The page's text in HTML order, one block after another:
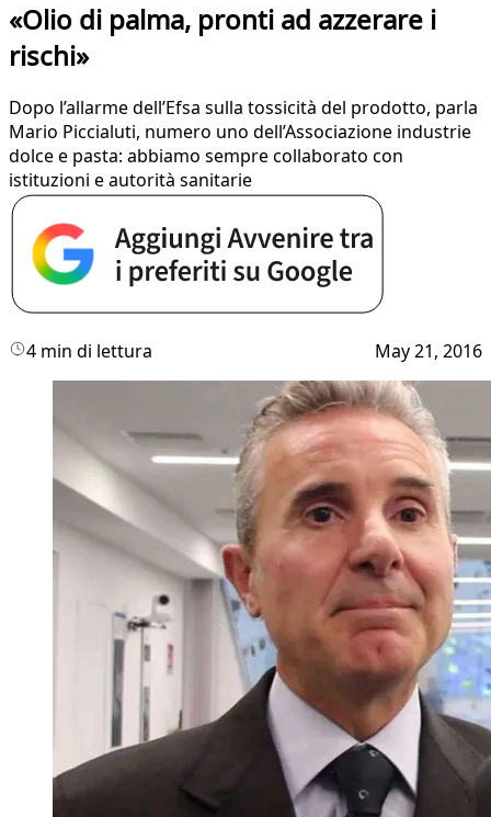
«Olio di palma, pronti ad azzerare i
rischi»
Dopo l’allarme dell’Efsa sulla tossicità del prodotto, parla
Mario Piccialuti, numero uno dell’Associazione industrie
dolce e pasta: abbiamo sempre collaborato con
istituzioni e autorità sanitarie
4 min di lettura May 21, 2016